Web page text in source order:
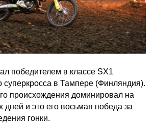
победителем в классе SX1
суперкросса в Тампере (Финляндия).
происхождения доминировал на
дней и это его восьмая победа за
гонки.